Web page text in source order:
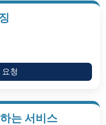
요청
는 서비스